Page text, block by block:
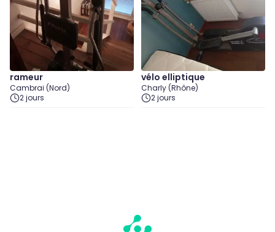
rameur
Cambrai (Nord)
2 jours
vélo elliptique
Charly (Rhône)
2 jours